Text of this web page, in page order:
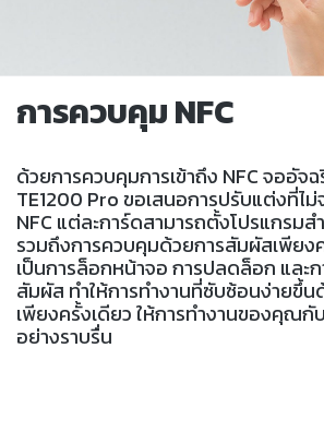
การควบคุม NFC
ด้วยการควบคุมการเข้าถึง NFC จออัจฉ
TE1200 Pro ขอเสนอการปรับแต่งที่ไ
NFC แต่ละการ์ดสามารถตั้งโปรแกรม
รวมถึงการควบคุมด้วยการสัมผัสเพียงค
เป็นการล็อกหน้าจอ การปลดล็อก และ
สัมผัส ทำให้การทำงานที่ซับซ้อนง่ายขึ้น
เพียงครั้งเดียว ให้การทำงานของคุณ
อย่างราบรื่น